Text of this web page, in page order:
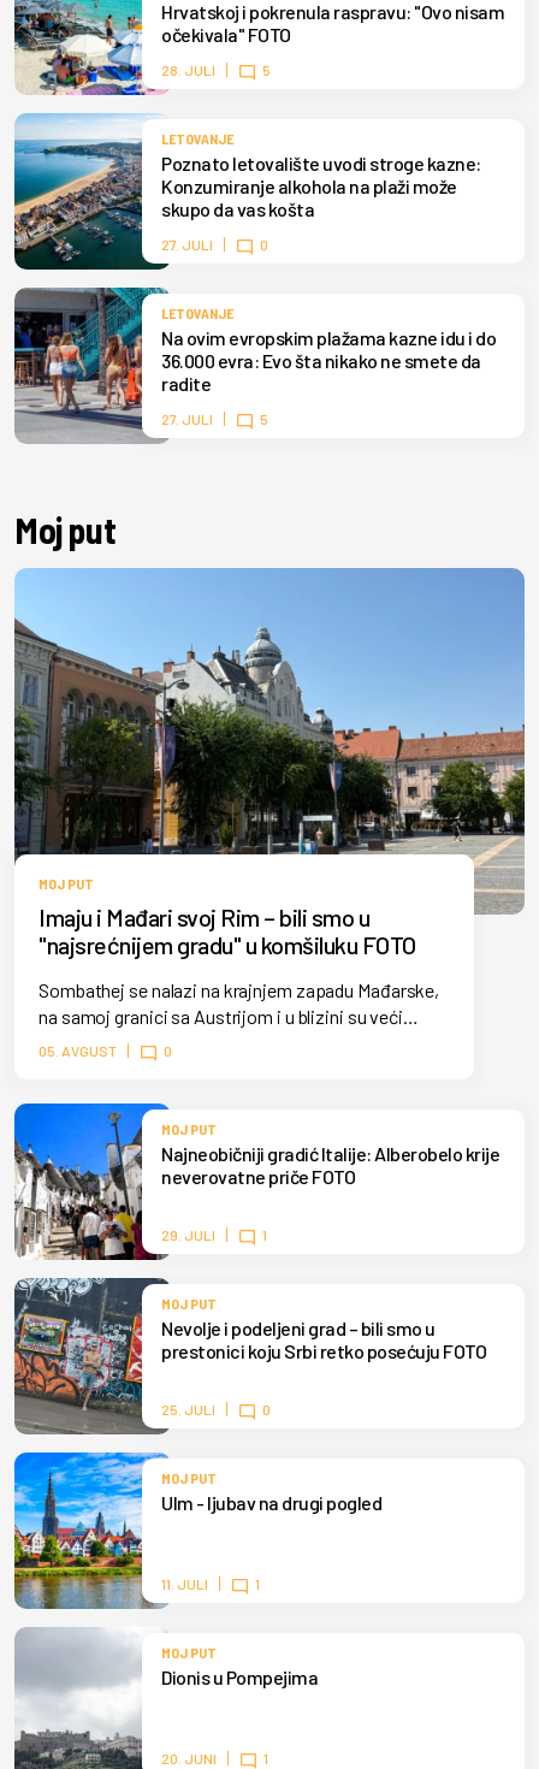
Hrvatskoj i pokrenula raspravu: "Ovo nisam
očekivala" FOTO
28. JULI 5
LETOVANJE
Poznato letovalište uvodi stroge kazne:
Konzumiranje alkohola na plaži može
skupo da vas košta
27. JULI 0
LETOVANJE
Na ovim evropskim plažama kazne idu i do
36.000 evra: Evo šta nikako ne smete da
radite
27. JULI 5
Moj put
MOJ PUT
Imaju i Mađari svoj Rim – bili smo u
"najsrećnijem gradu" u komšiluku FOTO
Sombathej se nalazi na krajnjem zapadu Mađarske,
na samoj granici sa Austrijom i u blizini su veći
gradovi poput Beča, Graca, Bratislave.
05. AVGUST 0
MOJ PUT
Najneobičniji gradić Italije: Alberobelo krije
neverovatne priče FOTO
29. JULI 1
MOJ PUT
Nevolje i podeljeni grad – bili smo u
prestonici koju Srbi retko posećuju FOTO
25. JULI 0
MOJ PUT
Ulm - ljubav na drugi pogled
11. JULI 1
MOJ PUT
Dionis u Pompejima
20. JUNI 1